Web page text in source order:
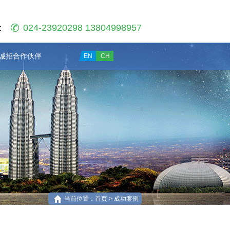
024-23920298 13804998957
招合作伙伴 EN CH
当前位置：首页 > 成功案例